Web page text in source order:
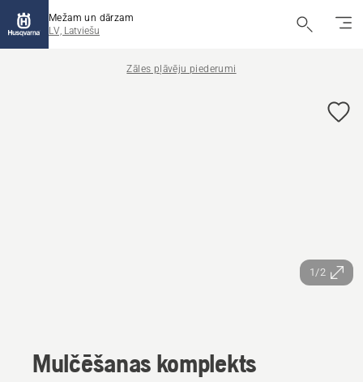
Mežam un dārzam
LV, Latviešu
Zāles pļāvēju piederumi
1/2
Mulčēšanas komplekts